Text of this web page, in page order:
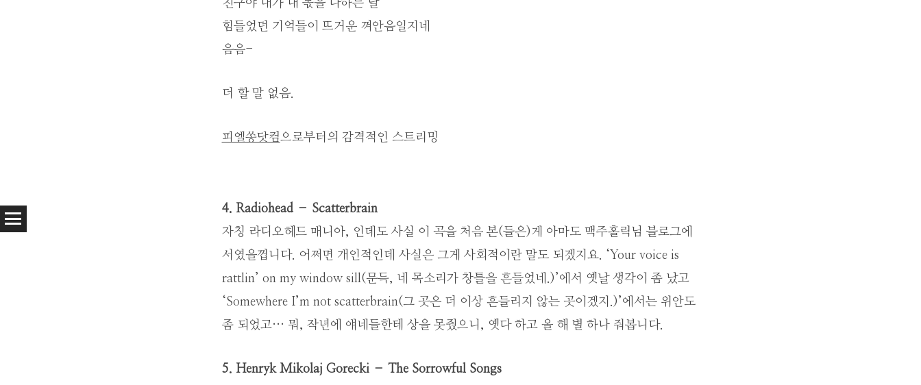
친구야 내가 내 몫을 다하는 날
힘들었던 기억들이 뜨거운 껴안음일지네
음음-
더 할 말 없음.
피엘쏭닷컴으로부터의 감격적인 스트리밍
4. Radiohead – Scatterbrain
자칭 라디오헤드 매니아, 인데도 사실 이 곡을 처음 본(들은)게 아마도 맥주홀릭님 블로그에
서였을껍니다. 어쩌면 개인적인데 사실은 그게 사회적이란 말도 되겠지요. ‘Your voice is
rattlin’ on my window sill(문득, 네 목소리가 창틀을 흔들었네.)’에서 옛날 생각이 좀 났고
‘Somewhere I’m not scatterbrain(그 곳은 더 이상 흔들리지 않는 곳이겠지.)’에서는 위안도
좀 되었고… 뭐, 작년에 얘네들한테 상을 못줬으니, 옛다 하고 올 해 별 하나 줘봅니다.
5. Henryk Mikolaj Gorecki – The Sorrowful Songs